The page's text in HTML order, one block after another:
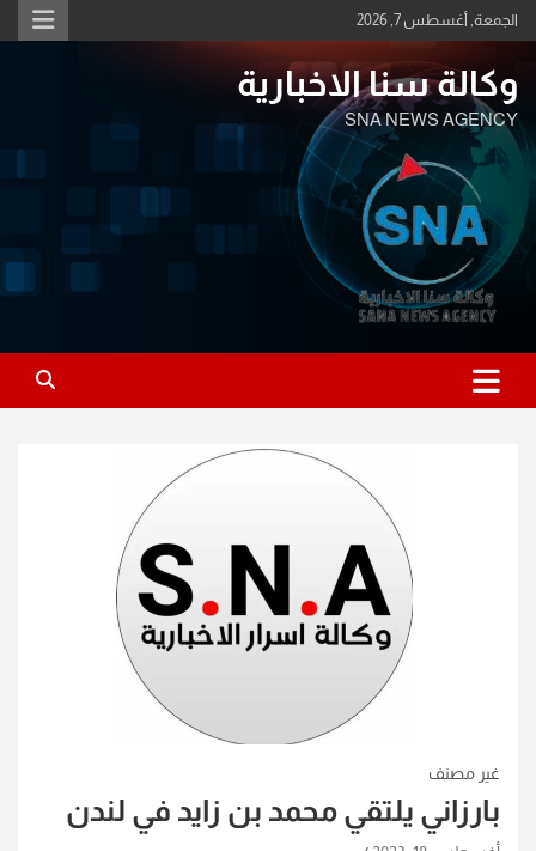
Skip
to
الجمعة, أغسطس 7, 2026
وكالة سنا الاخبارية
SNA NEWS AGENCY
غير مصنف
بارزاني يلتقي محمد بن زايد في لندن